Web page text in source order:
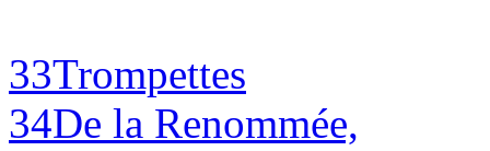
33Trompettes
34De la Renommée,